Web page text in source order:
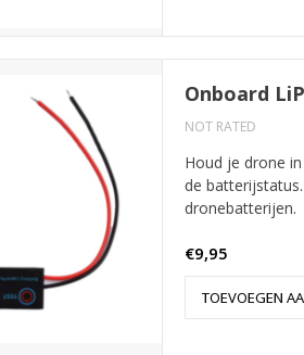
Onboard
NOT RATED
Houd je drone
de
dronebatterijen.
€9,95
TOEVOEGEN